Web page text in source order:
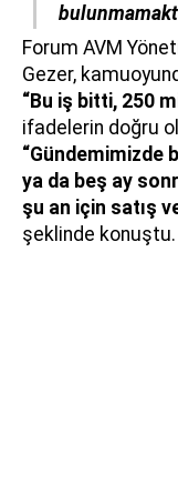
Forum AVM
Gezer,
“Bu iş bitti, 250
ifadelerin doğru
“Gündemimizde
ya da beş ay
şu an için satış
şeklinde konuştu.